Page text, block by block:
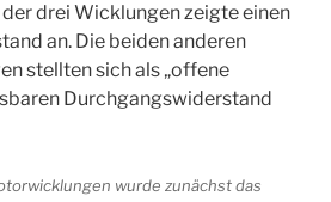
drei Wicklungen zeigte einen
an. Die beiden anderen
stellten sich als „offene
Durchgangswiderstand